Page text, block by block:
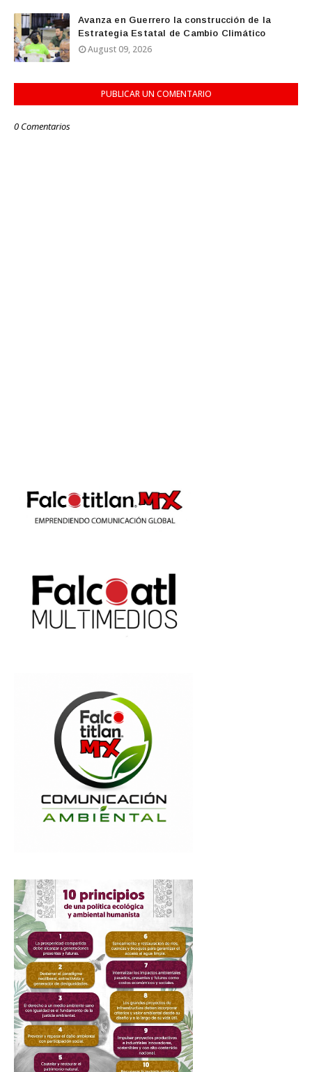
Avanza en Guerrero la construcción de la
Estrategia Estatal de Cambio Climático
August 09, 2026
PUBLICAR UN COMENTARIO
0 Comentarios